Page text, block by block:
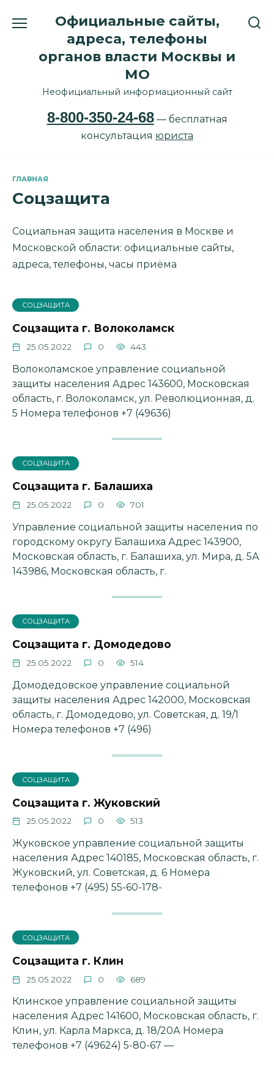
Официальные сайты,
адреса, телефоны
органов власти Москвы и
МО
Неофициальный информационный сайт
8-800-350-24-68— бесплатная
консультация юриста
ГЛАВНАЯ
Соцзащита
Социальная защита населения в Москве и
Московской области: официальные сайты,
адреса, телефоны, часы приёма
СОЦЗАЩИТА
Соцзащита г. Волоколамск
25.05.2022 0 443
Волоколамское управление социальной
защиты населения Адрес 143600, Московская
область, г. Волоколамск, ул. Революционная, д.
5 Номера телефонов +7 (49636)
СОЦЗАЩИТА
Соцзащита г. Балашиха
25.05.2022 0 701
Управление социальной защиты населения по
городскому округу Балашиха Адрес 143900,
Московская область, г. Балашиха, ул. Мира, д. 5А
143986, Московская область, г.
СОЦЗАЩИТА
Соцзащита г. Домодедово
25.05.2022 0 514
Домодедовское управление социальной
защиты населения Адрес 142000, Московская
область, г. Домодедово, ул. Советская, д. 19/1
Номера телефонов +7 (496)
СОЦЗАЩИТА
Соцзащита г. Жуковский
25.05.2022 0 513
Жуковское управление социальной защиты
населения Адрес 140185, Московская область, г.
Жуковский, ул. Советская, д. 6 Номера
телефонов +7 (495) 55-60-178-
СОЦЗАЩИТА
Соцзащита г. Клин
25.05.2022 0 689
Клинское управление социальной защиты
населения Адрес 141600, Московская область, г.
Клин, ул. Карла Маркса, д. 18/20А Номера
телефонов +7 (49624) 5-80-67 —